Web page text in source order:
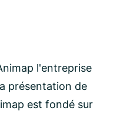
l'entreprise
présentation de
est fondé sur